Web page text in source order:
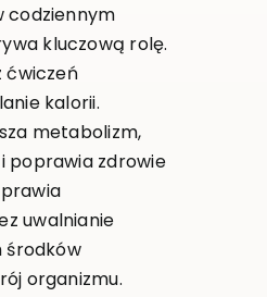
codziennym
kluczową rolę.
ćwiczeń
kalorii.
metabolizm,
poprawia zdrowie
uwalnianie
środków
organizmu.